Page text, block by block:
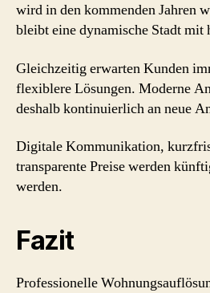
wird in den kommenden Jahren
bleibt eine dynamische Stadt
Gleichzeitig erwarten Kunden
flexiblere Lösungen. Moderne
deshalb kontinuierlich an neue
Digitale Kommunikation,
transparente Preise werden
werden.
Fazit
Professionelle